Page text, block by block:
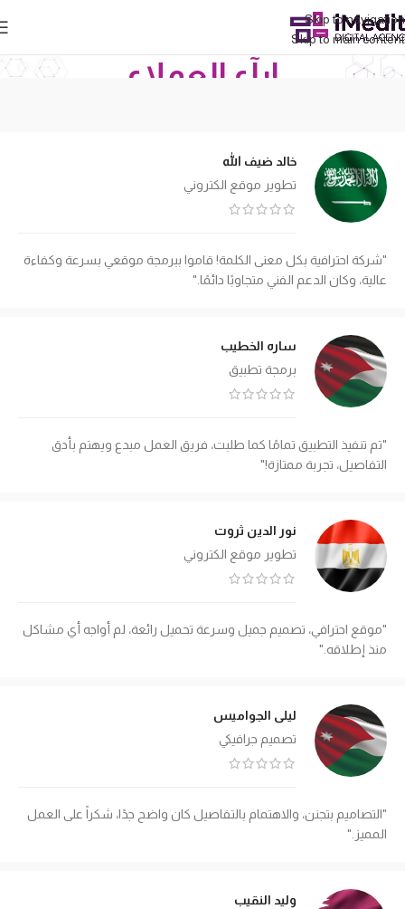
Skip to navigation
Skip to main content
ارآء العملاء
خالد ضيف الله
تطوير موقع الكتروني
"شركة احترافية بكل معنى الكلمة! قاموا ببرمجة موقعي بسرعة وكفاءة
عالية، وكان الدعم الفني متجاوبًا دائمًا."
ساره الخطيب
برمجة تطبيق
"تم تنفيذ التطبيق تمامًا كما طلبت، فريق العمل مبدع ويهتم بأدق
التفاصيل، تجربة ممتازة!"
نور الدين ثروت
تطوير موقع الكتروني
"موقع احترافي، تصميم جميل وسرعة تحميل رائعة، لم أواجه أي مشاكل
منذ إطلاقه."
ليلى الجواميس
تصميم جرافيكي
"التصاميم بتجنن، والاهتمام بالتفاصيل كان واضح جدًا، شكراً على العمل
المميز."
وليد النقيب